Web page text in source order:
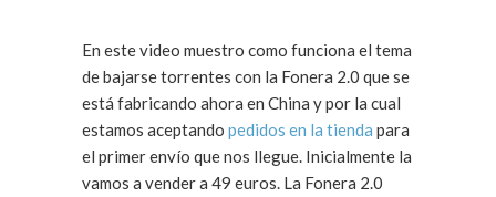
En este video muestro como funciona el tema
de bajarse torrentes con la Fonera 2.0 que se
está fabricando ahora en China y por la cual
estamos aceptando pedidos en la tienda para
el primer envío que nos llegue. Inicialmente la
vamos a vender a 49 euros. La Fonera 2.0